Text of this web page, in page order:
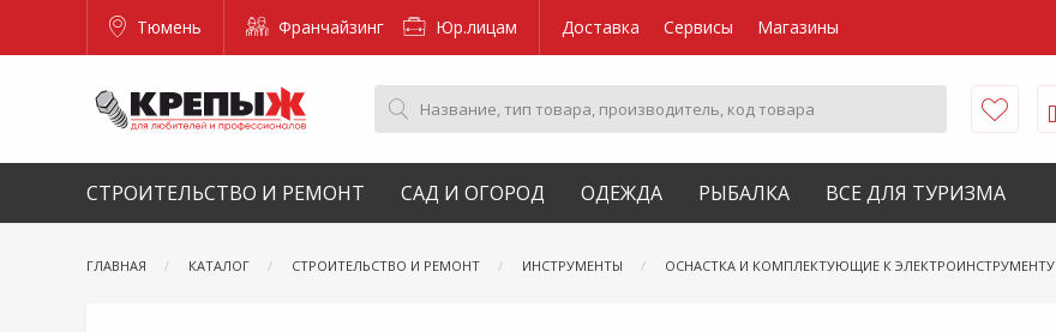
Тюмень Франчайзинг Юр.лицам Доставка Сервисы Магазины
СТРОИТЕЛЬСТВО И РЕМОНТ САД И ОГОРОД ОДЕЖДА РЫБАЛКА ВСЕ ДЛЯ ТУРИЗМА
ГЛАВНАЯ КАТАЛОГ СТРОИТЕЛЬСТВО И РЕМОНТ ИНСТРУМЕНТЫ ОСНАСТКА И КОМПЛЕКТУЮЩИЕ К ЭЛЕКТРОИНСТРУМЕНТУ